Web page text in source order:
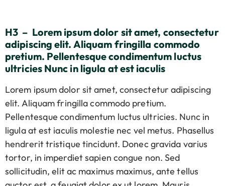
H3 – Lorem ipsum dolor sit amet, consectetur
adipiscing elit. Aliquam fringilla commodo
pretium. Pellentesque condimentum luctus
ultricies Nunc in ligula at est iaculis
Lorem ipsum dolor sit amet, consectetur adipiscing
elit. Aliquam fringilla commodo pretium.
Pellentesque condimentum luctus ultricies. Nunc in
ligula at est iaculis molestie nec vel metus. Phasellus
hendrerit tristique tincidunt. Donec gravida varius
tortor, in imperdiet sapien congue non. Sed
sollicitudin, elit ac maximus maximus, ante tellus